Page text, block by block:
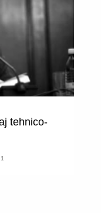
tehnico-